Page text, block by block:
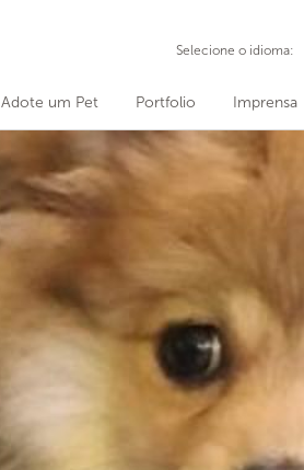
Adote um Pet Portfolio Imprensa
Selecione o idioma: